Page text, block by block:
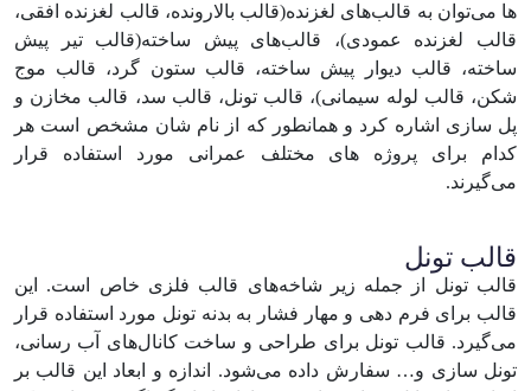
ها می‌توان به قالب‌های لغزنده(قالب بالارونده، قالب لغزنده افقی،
قالب لغزنده عمودی)، قالب‌های پیش ساخته(قالب تیر پیش
ساخته، قالب دیوار پیش ساخته، قالب ستون گرد، قالب موج
شکن، قالب لوله سیمانی)، قالب تونل، قالب سد، قالب مخازن و
پل سازی اشاره کرد و همانطور که از نام‌ شان مشخص است هر
کدام برای پروژه های مختلف عمرانی مورد استفاده قرار
می‌گیرند.
قالب تونل
قالب تونل از جمله زیر شاخه‌های قالب فلزی خاص است. این
قالب برای فرم دهی و مهار فشار به بدنه تونل مورد استفاده قرار
می‌گیرد. قالب تونل برای طراحی و ساخت کانال‌های آب رسانی،
تونل سازی و… سفارش داده می‌شود. اندازه و ابعاد این قالب بر